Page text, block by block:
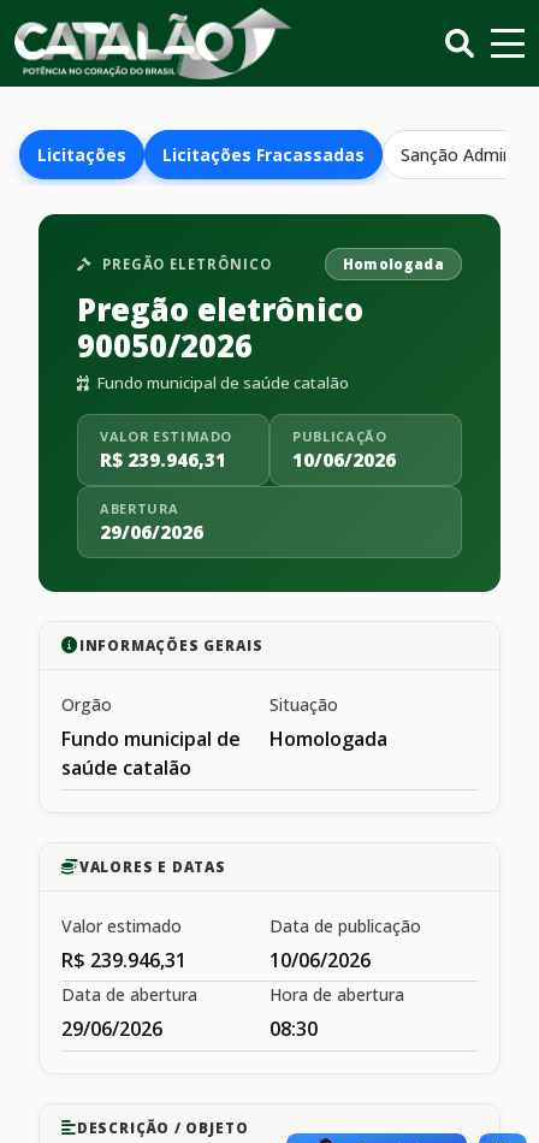
Licitações Licitações Fracassadas Sanção
PREGÃO ELETRÔNICO Homologada
Pregão eletrônico
90050/2026
Fundo municipal de saúde catalão
VALOR ESTIMADO
R$ 239.946,31
PUBLICAÇÃO
10/06/2026
ABERTURA
29/06/2026
INFORMAÇÕES GERAIS
Orgão
Fundo municipal de
saúde catalão
Situação
Homologada
VALORES E DATAS
Valor estimado
R$ 239.946,31
Data de publicação
10/06/2026
Data de abertura
29/06/2026
Hora de abertura
08:30
DESCRIÇÃO / OBJETO